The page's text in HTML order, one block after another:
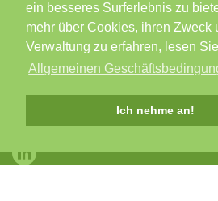
ein besseres Surferlebnis zu
mehr über Cookies, ihren Zweck
Verwaltung zu erfahren, lesen
Allgemeinen
Ich nehme an!
Zona Industrial, Arruamento C - Lote
ALBERGARIA-A-VELHA
Portugal
T. +351 234 529 340 (Chamada
F. +351 234 523 827 (Chamada
alberplas@alberplas.pt